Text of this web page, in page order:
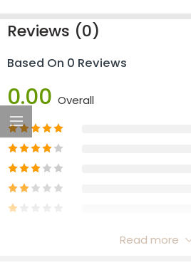
Reviews (0)
Based On 0 Reviews
0.00 Overall
Read more